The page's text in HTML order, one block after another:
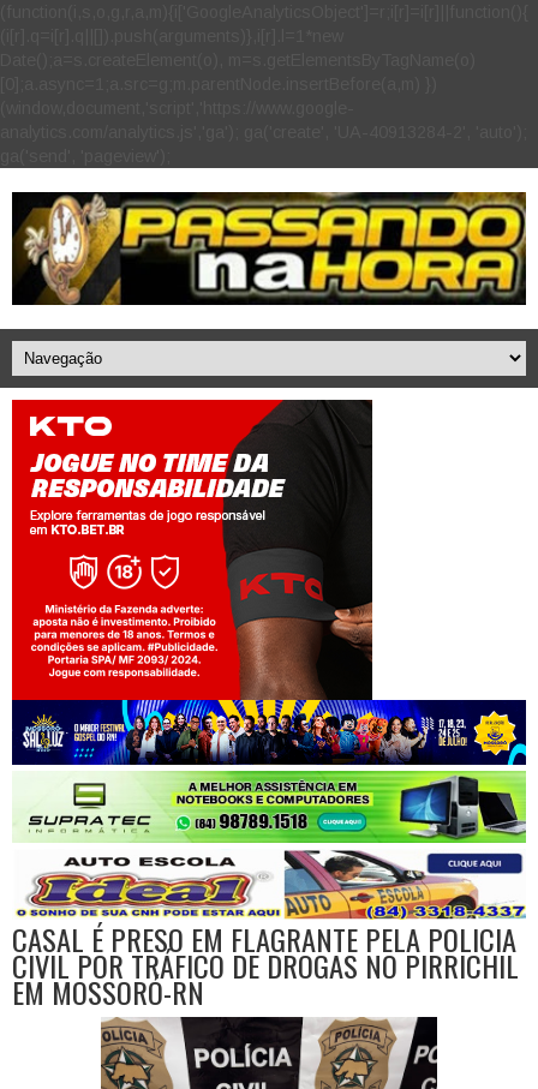
Jogue com responsabilidade. 18+
CASAL É PRESO EM FLAGRANTE PELA POLICIA
CIVIL POR TRÁFICO DE DROGAS NO PIRRICHIL
EM MOSSORÓ-RN